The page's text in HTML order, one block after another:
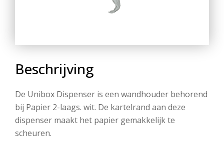
Beschrijving
De Unibox Dispenser is een wandhouder behorend
bij Papier 2-laags. wit. De kartelrand aan deze
dispenser maakt het papier gemakkelijk te
scheuren.